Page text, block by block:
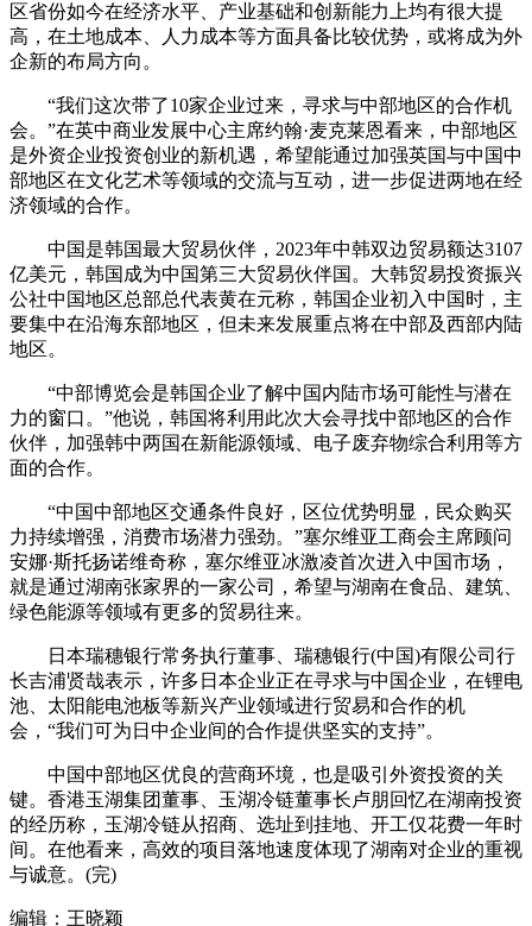
区省份如今在经济水平、产业基础和创新能力上均有很大提
高，在土地成本、人力成本等方面具备比较优势，或将成为外
企新的布局方向。
“我们这次带了10家企业过来，寻求与中部地区的合作机
会。”在英中商业发展中心主席约翰·麦克莱恩看来，中部地区
是外资企业投资创业的新机遇，希望能通过加强英国与中国中
部地区在文化艺术等领域的交流与互动，进一步促进两地在经
济领域的合作。
中国是韩国最大贸易伙伴，2023年中韩双边贸易额达3107
亿美元，韩国成为中国第三大贸易伙伴国。大韩贸易投资振兴
公社中国地区总部总代表黄在元称，韩国企业初入中国时，主
要集中在沿海东部地区，但未来发展重点将在中部及西部内陆
地区。
“中部博览会是韩国企业了解中国内陆市场可能性与潜在
力的窗口。”他说，韩国将利用此次大会寻找中部地区的合作
伙伴，加强韩中两国在新能源领域、电子废弃物综合利用等方
面的合作。
“中国中部地区交通条件良好，区位优势明显，民众购买
力持续增强，消费市场潜力强劲。”塞尔维亚工商会主席顾问
安娜·斯托扬诺维奇称，塞尔维亚冰激凌首次进入中国市场，
就是通过湖南张家界的一家公司，希望与湖南在食品、建筑、
绿色能源等领域有更多的贸易往来。
日本瑞穗银行常务执行董事、瑞穗银行(中国)有限公司行
长吉浦贤哉表示，许多日本企业正在寻求与中国企业，在锂电
池、太阳能电池板等新兴产业领域进行贸易和合作的机
会，“我们可为日中企业间的合作提供坚实的支持”。
中国中部地区优良的营商环境，也是吸引外资投资的关
键。香港玉湖集团董事、玉湖冷链董事长卢朋回忆在湖南投资
的经历称，玉湖冷链从招商、选址到挂地、开工仅花费一年时
间。在他看来，高效的项目落地速度体现了湖南对企业的重视
与诚意。(完)
编辑：王晓颖